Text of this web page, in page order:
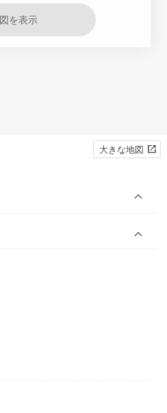
を表示
大きな地図